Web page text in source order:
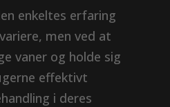
enkeltes erfaring
men ved at
vaner og holde sig
effektivt
i deres